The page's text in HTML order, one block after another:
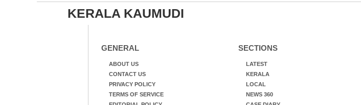
KERALA KAUMUDI
GENERAL
ABOUT US
CONTACT US
PRIVACY POLICY
TERMS OF SERVICE
SECTIONS
LATEST
KERALA
LOCAL
NEWS 360